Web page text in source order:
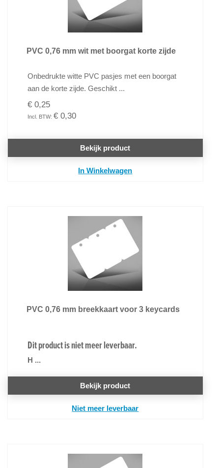
PVC 0,76 mm wit met boorgat korte zijde
Onbedrukte witte PVC pasjes met een boorgat
aan de korte zijde. Geschikt ...
€ 0,25
€ 0,30
Bekijk product
In Winkelwagen
PVC 0,76 mm breekkaart voor 3 keycards
Dit product is niet meer leverbaar.
H ...
Bekijk product
Niet meer leverbaar